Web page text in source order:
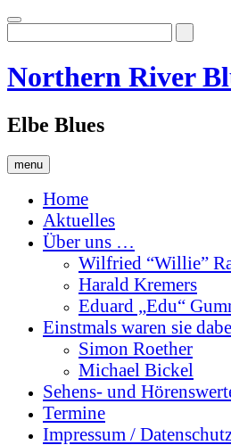
Skip
content
Northern River
Elbe Blues
menu
Home
Aktuelles
Über uns …
Wilfried “Willie”
Harald Kremers
Eduard „Edu“
Einstmals waren sie
Simon Roether
Michael Bickel
Sehens- und
Termine
Impressum /